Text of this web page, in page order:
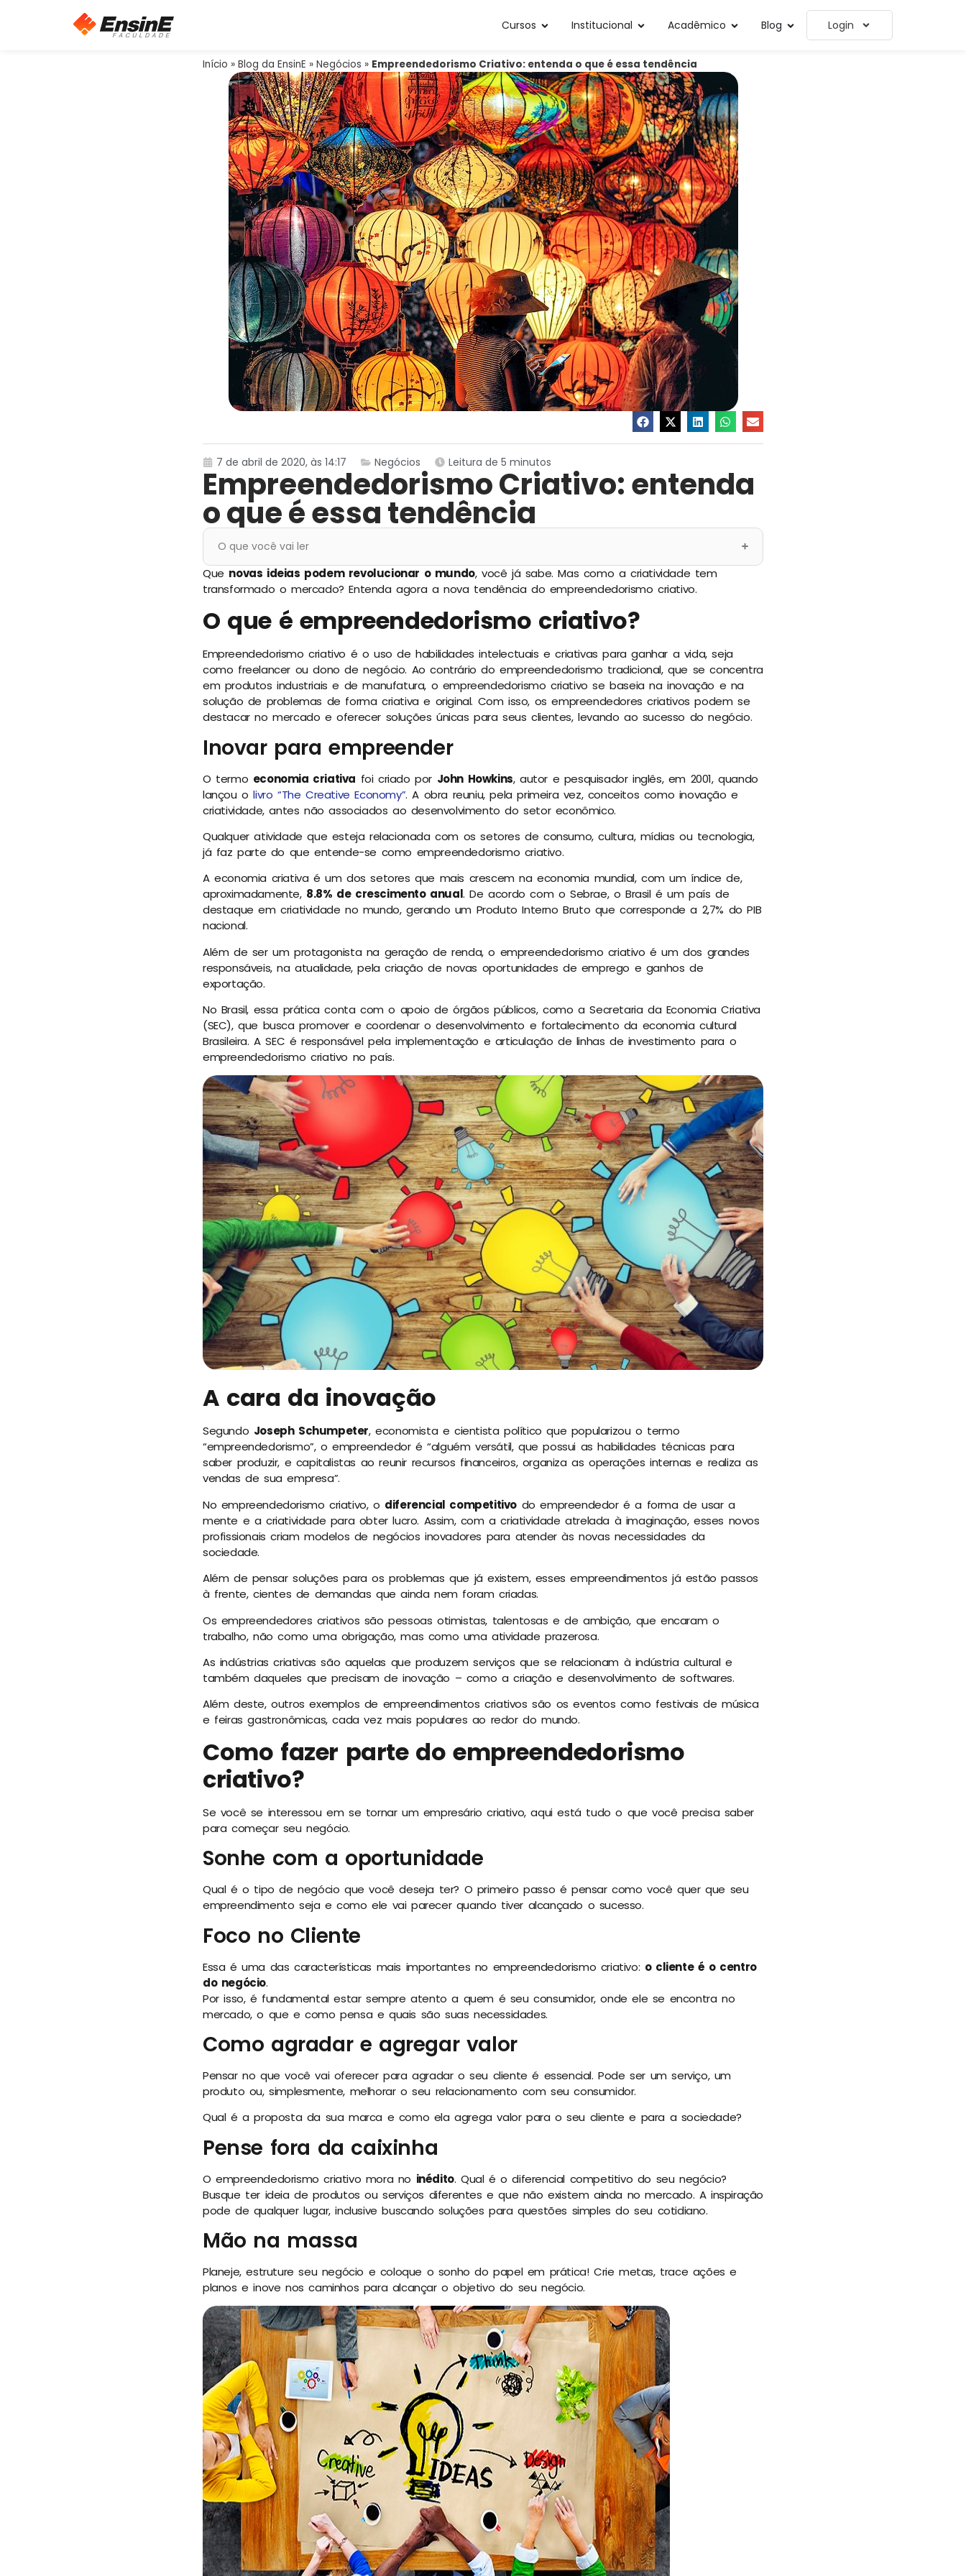
Cursos Institucional Acadêmico Blog Login
Início » Blog da EnsinE » Negócios » Empreendedorismo Criativo: entenda o que é essa tendência
7 de abril de 2020, às 14:17 Negócios Leitura de 5 minutos
Empreendedorismo Criativo: entenda
o que é essa tendência
O que você vai ler
Que novas ideias podem revolucionar o mundo, você já sabe. Mas como a criatividade tem
transformado o mercado? Entenda agora a nova tendência do empreendedorismo criativo.
O que é empreendedorismo criativo?
Empreendedorismo criativo é o uso de habilidades intelectuais e criativas para ganhar a vida, seja
como freelancer ou dono de negócio. Ao contrário do empreendedorismo tradicional, que se concentra
em produtos industriais e de manufatura, o empreendedorismo criativo se baseia na inovação e na
solução de problemas de forma criativa e original. Com isso, os empreendedores criativos podem se
destacar no mercado e oferecer soluções únicas para seus clientes, levando ao sucesso do negócio.
Inovar para empreender
O termo economia criativa foi criado por John Howkins, autor e pesquisador inglês, em 2001, quando
lançou olivro “The Creative Economy”. A obra reuniu, pela primeira vez, conceitos como inovação e
criatividade, antes não associados ao desenvolvimento do setor econômico.
Qualquer atividade que esteja relacionada com os setores de consumo, cultura, mídias ou tecnologia,
já faz parte do que entende-se como empreendedorismo criativo.
A economia criativa é um dos setores que mais crescem na economia mundial, com um índice de,
aproximadamente, 8.8% de crescimento anual. De acordo com o Sebrae, o Brasil é um país de
destaque em criatividade no mundo, gerando um Produto Interno Bruto que corresponde a 2,7% do PIB
nacional.
Além de ser um protagonista na geração de renda, o empreendedorismo criativo é um dos grandes
responsáveis, na atualidade, pela criação de novas oportunidades de emprego e ganhos de
exportação.
No Brasil, essa prática conta com o apoio de órgãos públicos, como a Secretaria da Economia Criativa
(SEC), que busca promover e coordenar o desenvolvimento e fortalecimento da economia cultural
Brasileira. A SEC é responsável pela implementação e articulação de linhas de investimento para o
empreendedorismo criativo no país.
A cara da inovação
Segundo Joseph Schumpeter, economista e cientista político que popularizou o termo
“empreendedorismo”, o empreendedor é “alguém versátil, que possui as habilidades técnicas para
saber produzir, e capitalistas ao reunir recursos financeiros, organiza as operações internas e realiza as
vendas de sua empresa”.
No empreendedorismo criativo, o diferencial competitivo do empreendedor é a forma de usar a
mente e a criatividade para obter lucro. Assim, com a criatividade atrelada à imaginação, esses novos
profissionais criam modelos de negócios inovadores para atender às novas necessidades da
sociedade.
Além de pensar soluções para os problemas que já existem, esses empreendimentos já estão passos
à frente, cientes de demandas que ainda nem foram criadas.
Os empreendedores criativos são pessoas otimistas, talentosas e de ambição, que encaram o
trabalho, não como uma obrigação, mas como uma atividade prazerosa.
As indústrias criativas são aquelas que produzem serviços que se relacionam à indústria cultural e
também daqueles que precisam de inovação – como a criação e desenvolvimento de softwares.
Além deste, outros exemplos de empreendimentos criativos são os eventos como festivais de música
e feiras gastronômicas, cada vez mais populares ao redor do mundo.
Como fazer parte do empreendedorismo
criativo?
Se você se interessou em se tornar um empresário criativo, aqui está tudo o que você precisa saber
para começar seu negócio.
Sonhe com a oportunidade
Qual é o tipo de negócio que você deseja ter? O primeiro passo é pensar como você quer que seu
empreendimento seja e como ele vai parecer quando tiver alcançado o sucesso.
Foco no Cliente
Essa é uma das características mais importantes no empreendedorismo criativo: o cliente é o centro
do negócio.
Por isso, é fundamental estar sempre atento a quem é seu consumidor, onde ele se encontra no
mercado, o que e como pensa e quais são suas necessidades.
Como agradar e agregar valor
Pensar no que você vai oferecer para agradar o seu cliente é essencial. Pode ser um serviço, um
produto ou, simplesmente, melhorar o seu relacionamento com seu consumidor.
Qual é a proposta da sua marca e como ela agrega valor para o seu cliente e para a sociedade?
Pense fora da caixinha
O empreendedorismo criativo mora no inédito. Qual é o diferencial competitivo do seu negócio?
Busque ter ideia de produtos ou serviços diferentes e que não existem ainda no mercado. A inspiração
pode de qualquer lugar, inclusive buscando soluções para questões simples do seu cotidiano.
Mão na massa
Planeje, estruture seu negócio e coloque o sonho do papel em prática! Crie metas, trace ações e
planos e inove nos caminhos para alcançar o objetivo do seu negócio.